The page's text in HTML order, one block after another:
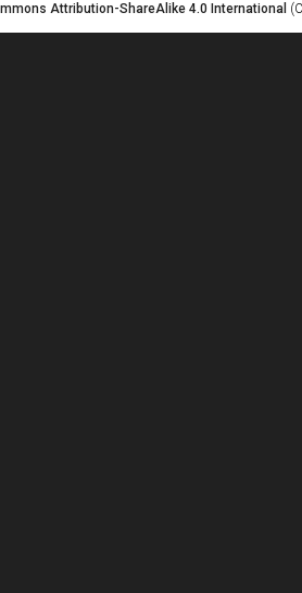
Attribution-ShareAlike 4.0 International